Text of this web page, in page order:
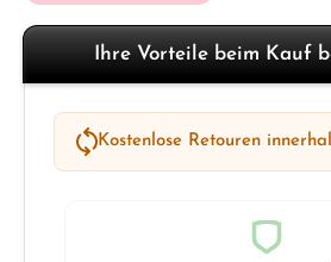
Ihre Vorteile beim Kauf
Kostenlose Retouren